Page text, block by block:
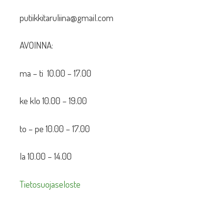
putiikkitaruliina@gmail.com
AVOINNA:
ma – ti 10.00 – 17.00
ke klo 10.00 – 19.00
to – pe 10.00 – 17.00
la 10.00 – 14.00
Tietosuojaseloste